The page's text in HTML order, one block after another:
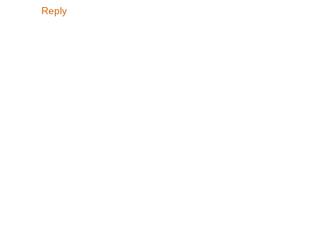
Reply